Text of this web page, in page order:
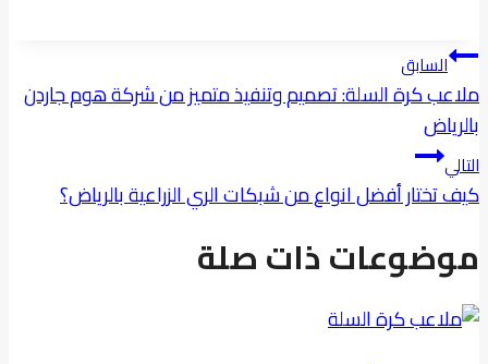
تصفّح
المقالات
السابق
ملاعب كرة السلة: تصميم وتنفيذ متميز من شركة هوم جاردن
بالرياض
التالي
كيف تختار أفضل انواع من شبكات الري الزراعية بالرياض؟
موضوعات ذات صلة